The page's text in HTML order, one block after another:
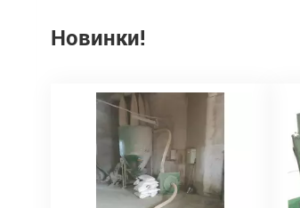
Новинки!